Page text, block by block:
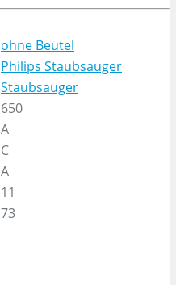
ohne Beutel
Philips Staubsauger
Staubsauger
650
A
C
A
11
73